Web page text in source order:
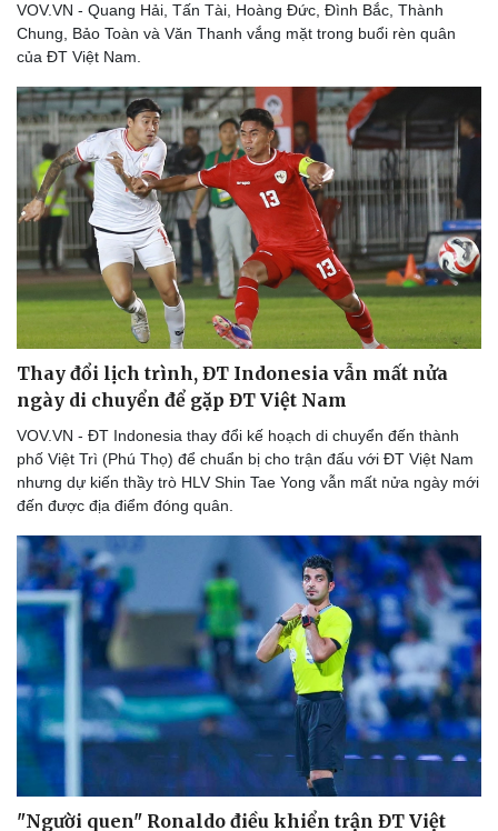
Bóng đá
Lịch thi đấu bóng đá
Thế giới thể thao
eSports
Hậu trường
Ô tô - Xe máy
Ô tô
Xe máy
Tư vấn
VOV.VN - Quang Hải, Tấn Tài, Hoàng Đức, Đình Bắc, Thành
Chung, Bảo Toàn và Văn Thanh vắng mặt trong buổi rèn quân
của ĐT Việt Nam.
Thay đổi lịch trình, ĐT Indonesia vẫn mất nửa
ngày di chuyển để gặp ĐT Việt Nam
VOV.VN - ĐT Indonesia thay đổi kế hoạch di chuyển đến thành
phố Việt Trì (Phú Thọ) để chuẩn bị cho trận đấu với ĐT Việt Nam
nhưng dự kiến thầy trò HLV Shin Tae Yong vẫn mất nửa ngày mới
đến được địa điểm đóng quân.
"Người quen" Ronaldo điều khiển trận ĐT Việt